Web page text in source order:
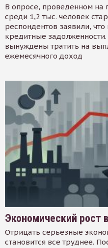
В опросе, проведенном на
среди 1,2 тыс. человек
респондентов заявили,
кредитные
вынуждены тратить на
ежемесячного доход
Экономический рост
Отрицать серьезные
становится все труднее.